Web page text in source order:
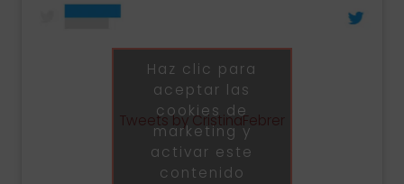
Tweets by CristinaFebrer
Haz clic para
aceptar las
cookies de
marketing y
activar este
contenido